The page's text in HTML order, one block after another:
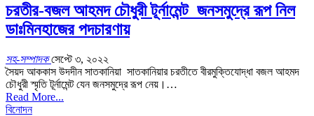
চরতীর-বজল আহমদ চৌধুরী টূর্নামেন্ট জনসমুদ্রে রূপ নিল
ডাঃমিনহাজের পদচারণায়
সহ-সম্পাদকসেপ্টে ৩, ২০২২
সৈয়দ আককাস উদদীন সাতকানিয়া সাতকানিয়ার চরতীতে বীরমুক্তিযোদ্ধা বজল আহমদ
চৌধুরী স্মৃতি টূর্নামেন্ট যেন জনসমুদ্রে রূপ নেয়।…
Read More...
বিনোদন